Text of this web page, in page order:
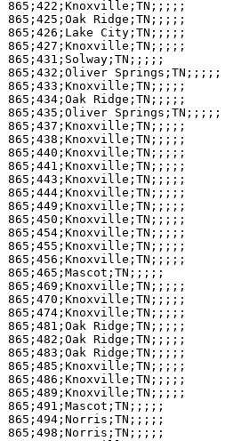
865;422;Knoxville;TN;;;;;
865;425;Oak Ridge;TN;;;;;
865;426;Lake City;TN;;;;;
865;427;Knoxville;TN;;;;;
865;431;Solway;TN;;;;;
865;432;Oliver Springs;TN;;;;;
865;433;Knoxville;TN;;;;;
865;434;Oak Ridge;TN;;;;;
865;435;Oliver Springs;TN;;;;;
865;437;Knoxville;TN;;;;;
865;438;Knoxville;TN;;;;;
865;440;Knoxville;TN;;;;;
865;441;Knoxville;TN;;;;;
865;443;Knoxville;TN;;;;;
865;444;Knoxville;TN;;;;;
865;449;Knoxville;TN;;;;;
865;450;Knoxville;TN;;;;;
865;454;Knoxville;TN;;;;;
865;455;Knoxville;TN;;;;;
865;456;Knoxville;TN;;;;;
865;465;Mascot;TN;;;;;
865;469;Knoxville;TN;;;;;
865;470;Knoxville;TN;;;;;
865;474;Knoxville;TN;;;;;
865;481;Oak Ridge;TN;;;;;
865;482;Oak Ridge;TN;;;;;
865;483;Oak Ridge;TN;;;;;
865;485;Knoxville;TN;;;;;
865;486;Knoxville;TN;;;;;
865;489;Knoxville;TN;;;;;
865;491;Mascot;TN;;;;;
865;494;Norris;TN;;;;;
865;498;Norris;TN;;;;;